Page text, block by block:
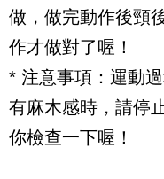
做，做完動作後頸
作才做對了喔！
* 注意事項：運動
有麻木感時，請停
你檢查一下喔！